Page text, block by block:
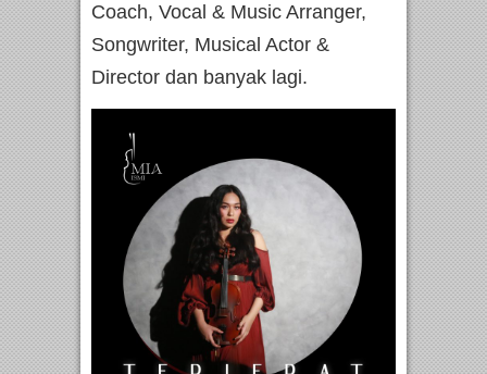
Coach, Vocal & Music Arranger,
Songwriter, Musical Actor &
Director dan banyak lagi.